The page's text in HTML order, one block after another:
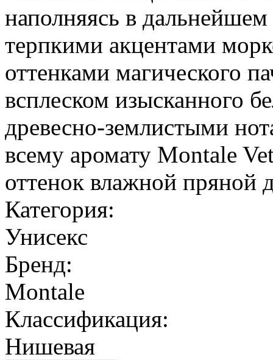
наполняясь в
терпкими акцентами
оттенками магического
всплеском изысканного
древесно-землистыми
всему аромату Montale
оттенок влажной пряной
Категория:
Унисекс
Бренд:
Montale
Классификация:
Нишевая